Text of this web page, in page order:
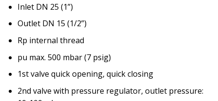
Inlet DN 25 (1”)
Outlet DN 15 (1/2”)
Rp internal thread
pu max. 500 mbar (7 psig)
1st valve quick opening, quick closing
2nd valve with pressure regulator, outlet pressure: